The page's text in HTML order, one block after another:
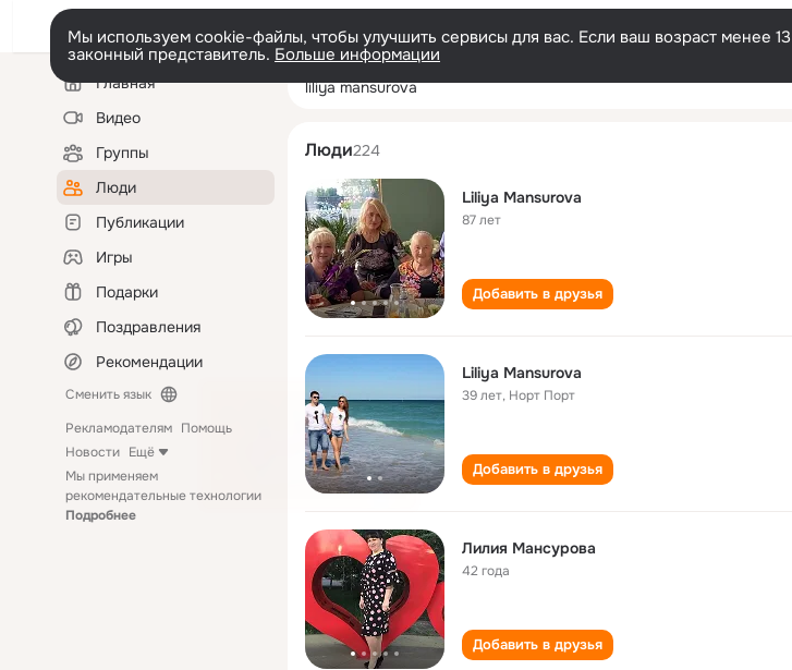
Мы используем cookie-файлы, чтобы улучшить сервисы для вас. Если ваш возраст менее
законный представитель. Больше информации
Левая
колонкаГлавная
Видео
Группы
Люди
Публикации
Игры
Подарки
Поздравления
Рекомендации
Сменить язык
Рекламодателям Помощь
Новости Ещё
Мы применяем
рекомендательные технологии
Подробнее
liliya mansurova
Люди224
Liliya Mansurova
87 лет
Добавить в друзья
Liliya Mansurova
39 лет, Норт Порт
Добавить в друзья
Лилия Мансурова
42 года
Добавить в друзья